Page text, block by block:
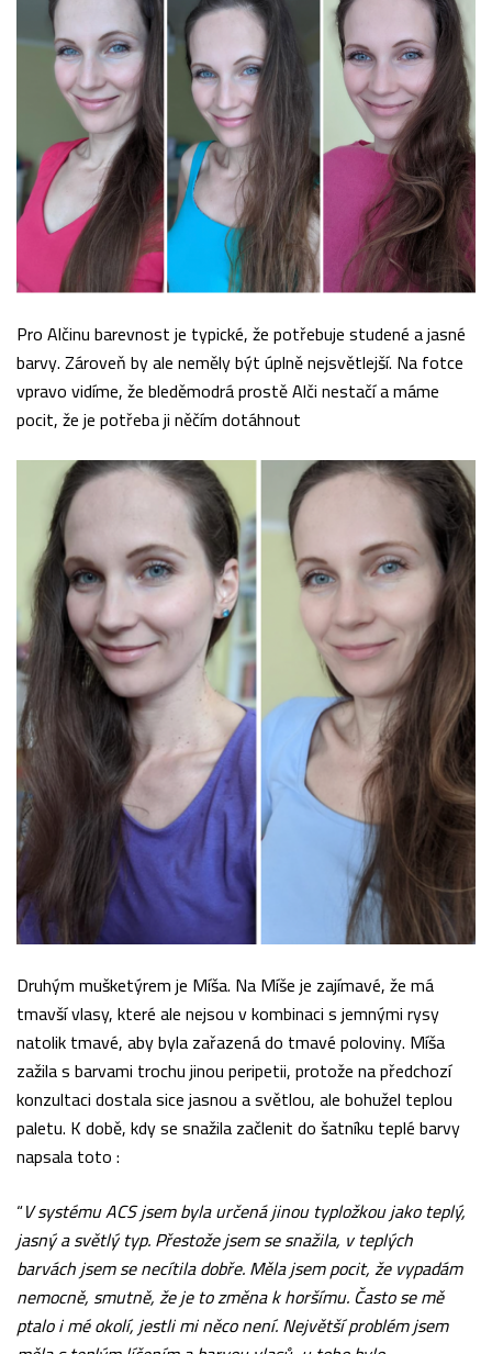
Pro Alčinu barevnost je typické, že potřebuje studené a jasné
barvy. Zároveň by ale neměly být úplně nejsvětlejší. Na fotce
vpravo vidíme, že bleděmodrá prostě Alči nestačí a máme
pocit, že je potřeba ji něčím dotáhnout
Druhým mušketýrem je Míša. Na Míše je zajímavé, že má
tmavší vlasy, které ale nejsou v kombinaci s jemnými rysy
natolik tmavé, aby byla zařazená do tmavé poloviny. Míša
zažila s barvami trochu jinou peripetii, protože na předchozí
konzultaci dostala sice jasnou a světlou, ale bohužel teplou
paletu. K době, kdy se snažila začlenit do šatníku teplé barvy
napsala toto :
“V systému ACS jsem byla určená jinou typložkou jako teplý,
jasný a světlý typ. Přestože jsem se snažila, v teplých
barvách jsem se necítila dobře. Měla jsem pocit, že vypadám
nemocně, smutně, že je to změna k horšímu. Často se mě
ptalo i mé okolí, jestli mi něco není. Největší problém jsem